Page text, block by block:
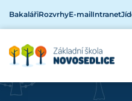
BakalářiRozvrhyE-mailIntranet